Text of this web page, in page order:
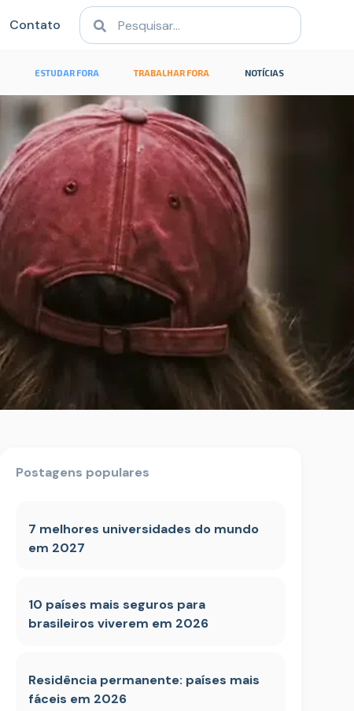
Contato
ESTUDAR FORA TRABALHAR FORA NOTÍCIAS
Postagens populares
7 melhores universidades do mundo
em 2027
10 países mais seguros para
brasileiros viverem em 2026
Residência permanente: países mais
fáceis em 2026